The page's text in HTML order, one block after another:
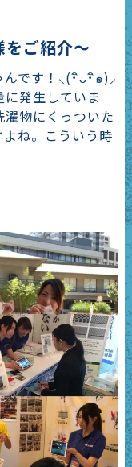
ご紹介～
です！⸜(･ิᴗ･ิ๑)⸝
発生していま
物にくっついた
ね。こういう時